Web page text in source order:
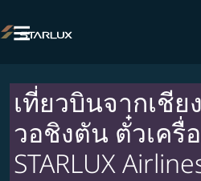

เที่ยวบินจากเชีย
วอชิงตัน ตั๋วเครื่
STARLUX